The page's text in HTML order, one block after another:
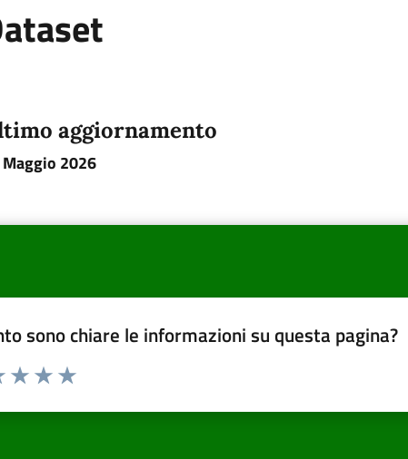
aggiornamento
2026
sono chiare le informazioni su questa pagina?
1 a 5 stelle la pagina